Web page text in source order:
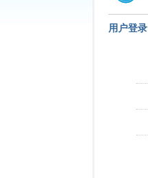
用户登录